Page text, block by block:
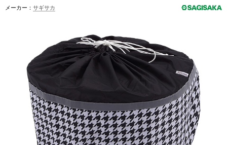
メーカー： サギサカ